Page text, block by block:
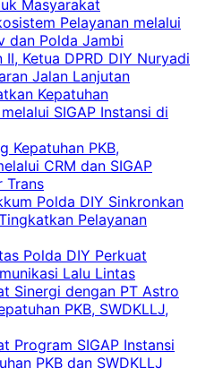
Masyarakat
Pelayanan melalui
dan Polda Jambi
Ketua DPRD DIY Nuryadi
Jalan Lanjutan
Kepatuhan
SIGAP Instansi di
Kepatuhan PKB,
CRM dan SIGAP
Trans
Polda DIY Sinkronkan
Pelayanan
Polda DIY Perkuat
Lalu Lintas
Sinergi dengan PT Astro
PKB, SWDKLLJ,
Program SIGAP Instansi
PKB dan SWDKLLJ